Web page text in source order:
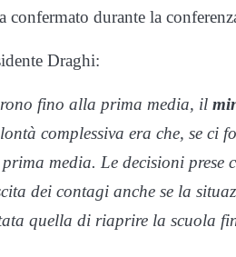
durante la
Draghi:
fino alla prima media, il
complessiva era che, se ci
media. Le decisioni
dei contagi anche se la
quella di riaprire la scuola